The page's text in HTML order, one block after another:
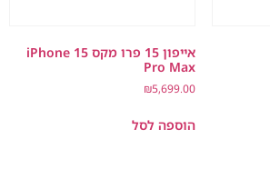
אייפון 15 פרו מקס iPhone 15
Pro Max
₪5,699.00
הוספה לסל